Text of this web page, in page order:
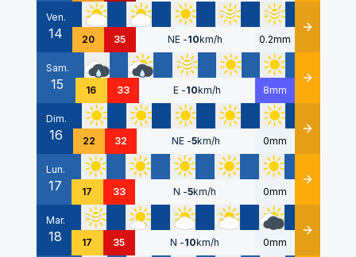
Ven.
14 20 35 NE -10km/h 0.2mm Détails
Sam.
15 16 33 E -10km/h 8mm Détails
Dim.
16 22 32 NE -5km/h 0mm Détails
Lun.
17 17 33 N -5km/h 0mm Détails
Mar.
18 17 35 N -10km/h 0mm Détails